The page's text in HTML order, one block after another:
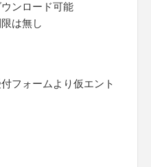
ンロード可能
は無し
フォームより仮エント